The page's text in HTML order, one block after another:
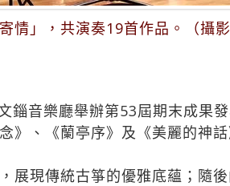
」，共演奏19首作品。（攝影
音樂廳舉辦第53屆期末成果
》、《蘭亭序》及《美麗的神
現傳統古箏的優雅底蘊；隨